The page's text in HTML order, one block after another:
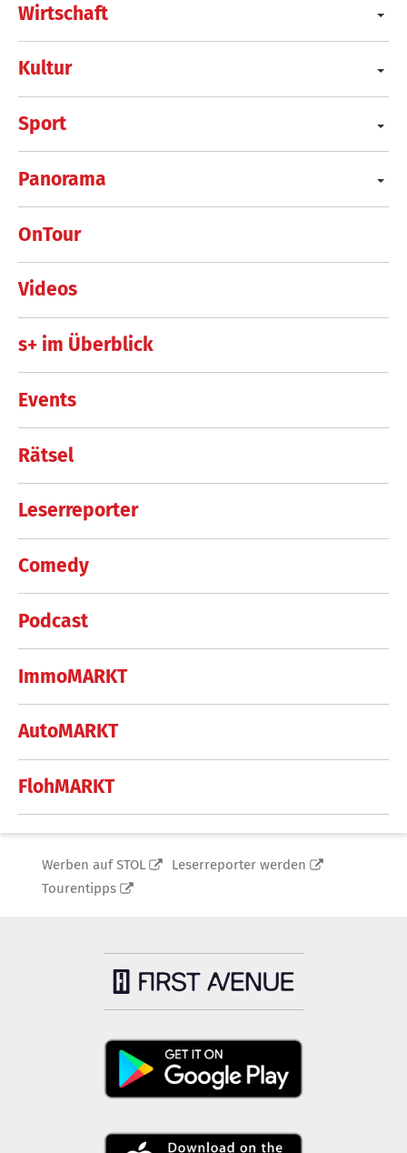
Wirtschaft
Kultur
Sport
Panorama
OnTour
Videos
s+ im Überblick
Events
Rätsel
Leserreporter
Comedy
Podcast
ImmoMARKT
AutoMARKT
FlohMARKT
Werben auf STOL
Leserreporter werden
Tourentipps